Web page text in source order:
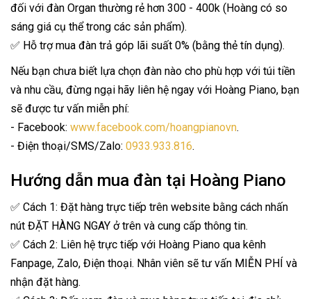
đối với đàn Organ thường rẻ hơn 300 - 400k (Hoàng có so
sáng giá cụ thể trong các sản phẩm).
✅ Hỗ trợ mua đàn trả góp lãi suất 0% (bằng thẻ tín dụng).
Nếu bạn chưa biết lựa chọn đàn nào cho phù hợp với túi tiền
và nhu cầu, đừng ngại hãy liên hệ ngay với Hoàng Piano, bạn
sẽ được tư vấn miễn phí:
- Facebook: www.facebook.com/hoangpianovn.
- Điện thoại/SMS/Zalo: 0933.933.816.
Hướng dẫn mua đàn tại Hoàng Piano
✅ Cách 1: Đặt hàng trực tiếp trên website bằng cách nhấn
nút ĐẶT HÀNG NGAY ở trên và cung cấp thông tin.
✅ Cách 2: Liên hệ trực tiếp với Hoàng Piano qua kênh
Fanpage, Zalo, Điện thoại. Nhân viên sẽ tư vấn MIỄN PHÍ và
nhận đặt hàng.